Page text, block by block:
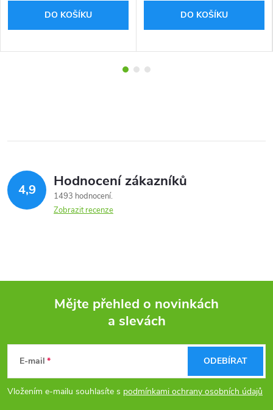
DO KOŠÍKU DO KOŠÍKU
4,9 Hodnocení zákazníků
1493 hodnocení
Zobrazit recenze
p
Mějte přehled o novinkách
a slevách
E-mail
Vložením e-mailu souhlasíte s podmínkami ochrany osobních údajů
ODEBÍRAT